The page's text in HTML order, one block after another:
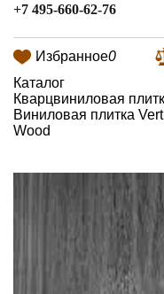
+7 495-660-62-76
Избранное0
Каталог
Кварцвиниловая
Виниловая плитка
Wood